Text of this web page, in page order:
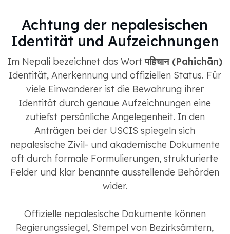
Achtung der nepalesischen
Identität und Aufzeichnungen
Im Nepali bezeichnet das Wortपहिचान (Pahichān)
Identität, Anerkennung und offiziellen Status. Für
viele Einwanderer ist die Bewahrung ihrer
Identität durch genaue Aufzeichnungen eine
zutiefst persönliche Angelegenheit. In den
Anträgen bei der USCIS spiegeln sich
nepalesische Zivil- und akademische Dokumente
oft durch formale Formulierungen, strukturierte
Felder und klar benannte ausstellende Behörden
wider.
Offizielle nepalesische Dokumente können
Regierungssiegel, Stempel von Bezirksämtern,